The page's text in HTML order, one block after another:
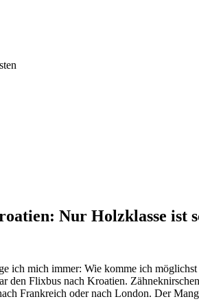
Nur Holzklasse ist
ich mich immer: Wie komme ich
den Flixbus nach Kroatien.
Frankreich oder nach London. Der